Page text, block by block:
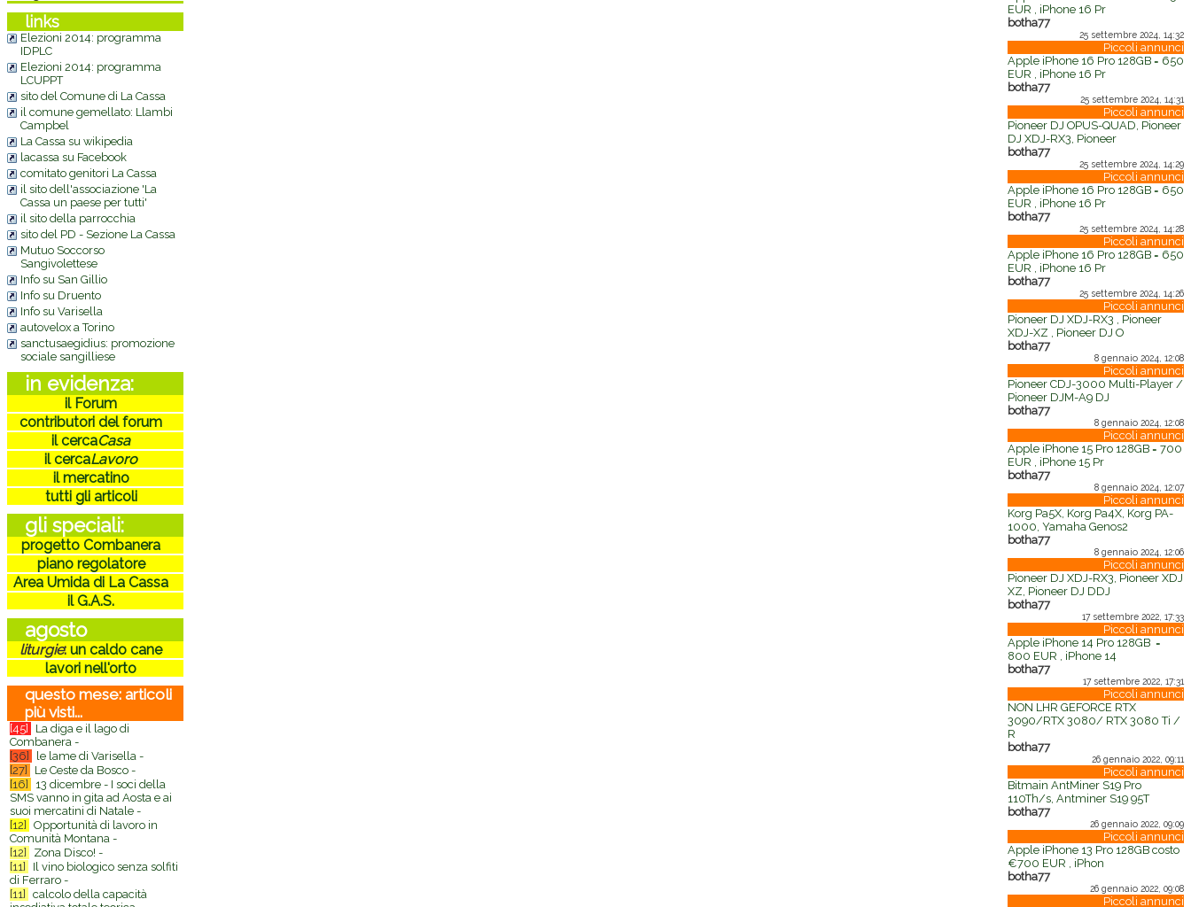
links
Elezioni 2014: programma
IDPLC
Elezioni 2014: programma
LCUPPT
sito del Comune di La Cassa
il comune gemellato: Llambi
Campbel
La Cassa su wikipedia
lacassa su Facebook
comitato genitori La Cassa
il sito dell'associazione 'La
Cassa un paese per tutti'
il sito della parrocchia
sito del PD - Sezione La Cassa
Mutuo Soccorso
Sangivolettese
Info su San Gillio
Info su Druento
Info su Varisella
autovelox a Torino
sanctusaegidius: promozione
sociale sangilliese
in evidenza:
il Forum
contributori del forum
il cercaCasa
il cercaLavoro
il mercatino
tutti gli articoli
gli speciali:
progetto Combanera
piano regolatore
Area Umida di La Cassa
il G.A.S.
agosto
liturgie: un caldo cane
lavori nell'orto
questo mese: articoli
più visti...
[45]
La diga e il lago di
Combanera -
[36]
le lame di Varisella -
[27]
Le Ceste da Bosco -
[16]
13 dicembre - I soci della
SMS vanno in gita ad Aosta e ai
suoi mercatini di Natale -
[12]
Opportunità di lavoro in
Comunità Montana -
[12]
Zona Disco! -
[11]
Il vino biologico senza solfiti
di Ferraro -
[11]
calcolo della capacità
EUR , iPhone 16 Pr
botha77
25 settembre 2024, 14:32
Piccoli annunci
Apple iPhone 16 Pro 128GB = 650
EUR , iPhone 16 Pr
botha77
25 settembre 2024, 14:31
Piccoli annunci
Pioneer DJ OPUS-QUAD, Pioneer
DJ XDJ-RX3, Pioneer
botha77
25 settembre 2024, 14:29
Piccoli annunci
Apple iPhone 16 Pro 128GB = 650
EUR , iPhone 16 Pr
botha77
25 settembre 2024, 14:28
Piccoli annunci
Apple iPhone 16 Pro 128GB = 650
EUR , iPhone 16 Pr
botha77
25 settembre 2024, 14:26
Piccoli annunci
Pioneer DJ XDJ-RX3 , Pioneer
XDJ-XZ , Pioneer DJ O
botha77
8 gennaio 2024, 12:08
Piccoli annunci
Pioneer CDJ-3000 Multi-Player /
Pioneer DJM-A9 DJ
botha77
8 gennaio 2024, 12:08
Piccoli annunci
Apple iPhone 15 Pro 128GB = 700
EUR , iPhone 15 Pr
botha77
8 gennaio 2024, 12:07
Piccoli annunci
Korg Pa5X, Korg Pa4X, Korg PA-
1000, Yamaha Genos2
botha77
8 gennaio 2024, 12:06
Piccoli annunci
Pioneer DJ XDJ-RX3, Pioneer XDJ
XZ, Pioneer DJ DDJ
botha77
17 settembre 2022, 17:33
Piccoli annunci
Apple iPhone 14 Pro 128GB =
800 EUR , iPhone 14
botha77
17 settembre 2022, 17:31
Piccoli annunci
NON LHR GEFORCE RTX
3090/RTX 3080/ RTX 3080 Ti /
R
botha77
26 gennaio 2022, 09:11
Piccoli annunci
Bitmain AntMiner S19 Pro
110Th/s, Antminer S19 95T
botha77
26 gennaio 2022, 09:09
Piccoli annunci
Apple iPhone 13 Pro 128GB costo
€700 EUR , iPhon
botha77
26 gennaio 2022, 09:08
Piccoli annunci